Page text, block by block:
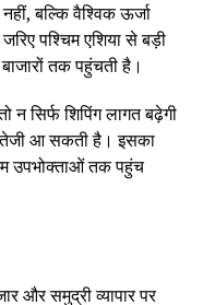
बल्कि वैश्विक ऊर्जा
पश्चिम एशिया से बड़ी
तक पहुंचती है।
न सिर्फ शिपिंग लागत बढ़ेगी
तेजी आ सकती है। इसका
उपभोक्ताओं तक पहुंच
और समुद्री व्यापार पर